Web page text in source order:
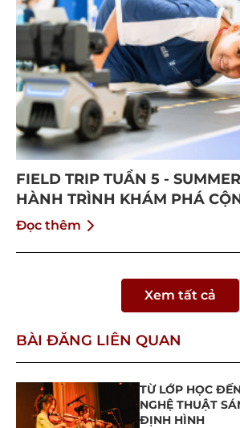
FIELD TRIP TUẦN 5 -
HÀNH TRÌNH KHÁM PHÁ
BỨT PHÁ BẢN THÂN
Đọc thêm
Xem tất cả
BÀI ĐĂNG LIÊN QUAN
TỪ LỚP HỌC
NGHỆ THUẬT
ĐỊNH HÌNH